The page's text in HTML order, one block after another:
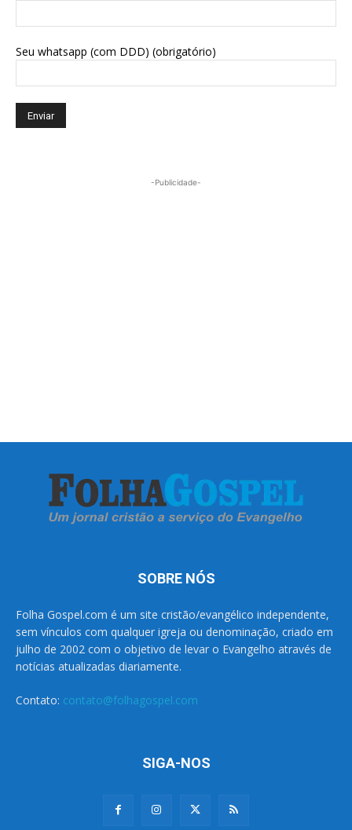
Seu whatsapp (com DDD) (obrigatório)
-Publicidade-
SOBRE NÓS
Folha Gospel.com é um site cristão/evangélico independente,
sem vínculos com qualquer igreja ou denominação, criado em
julho de 2002 com o objetivo de levar o Evangelho através de
notícias atualizadas diariamente.
Contato: contato@folhagospel.com
SIGA-NOS